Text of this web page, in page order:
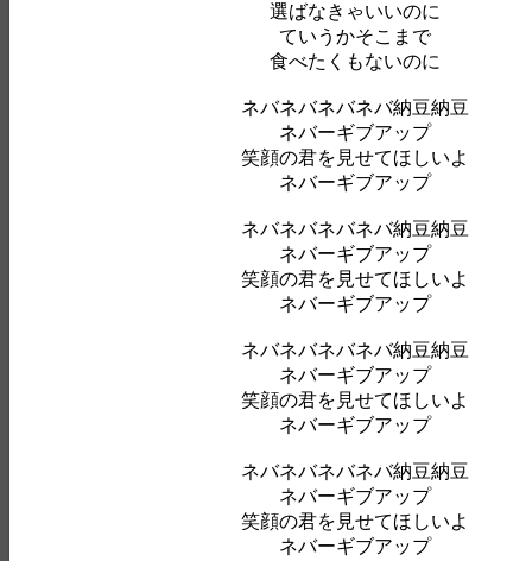
選ばなきゃいいのに
ていうかそこまで
食べたくもないのに
ネバネバネバネバ納豆納豆
ネバーギブアップ
笑顔の君を見せてほしいよ
ネバーギブアップ
ネバネバネバネバ納豆納豆
ネバーギブアップ
笑顔の君を見せてほしいよ
ネバーギブアップ
ネバネバネバネバ納豆納豆
ネバーギブアップ
笑顔の君を見せてほしいよ
ネバーギブアップ
ネバネバネバネバ納豆納豆
ネバーギブアップ
笑顔の君を見せてほしいよ
ネバーギブアップ